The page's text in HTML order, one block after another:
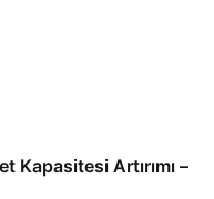
Kapasitesi Artırımı –